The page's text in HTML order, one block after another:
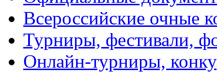
Всероссийские очные
Турниры, фестивали,
Онлайн-турниры,